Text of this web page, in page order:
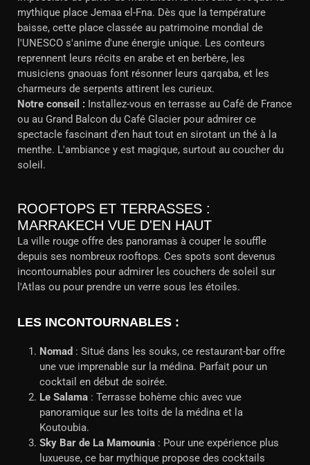
mythique place Jemaa el-Fna. Dès que la température
baisse, cette place classée au patrimoine mondial de
l'UNESCO s'anime d'une énergie unique. Les conteurs
reprennent leurs récits en arabe et en berbère, les
musiciens gnaouas font résonner leurs qarqaba, et les
charmeurs de serpents attirent les curieux.
Notre conseil : Installez-vous en terrasse au Café de France
ou au Grand Balcon du Café Glacier pour admirer ce
spectacle fascinant d'en haut tout en sirotant un thé à la
menthe. L'ambiance y est magique, surtout au coucher du
soleil.
ROOFTOPS ET TERRASSES :
MARRAKECH VUE D'EN HAUT
La ville rouge offre des panoramas à couper le souffle
depuis ses nombreux rooftops. Ces spots sont devenus
incontournables pour admirer les couchers de soleil sur
l'Atlas ou pour prendre un verre sous les étoiles.
LES INCONTOURNABLES :
Nomad : Situé dans les souks, ce restaurant-bar offre
une vue imprenable sur la médina. Parfait pour un
cocktail en début de soirée.
Le Salama : Terrasse bohème chic avec vue
panoramique sur les toits de la médina et la
Koutoubia.
Sky Bar de La Mamounia : Pour une expérience plus
luxueuse, ce bar mythique propose des cocktails